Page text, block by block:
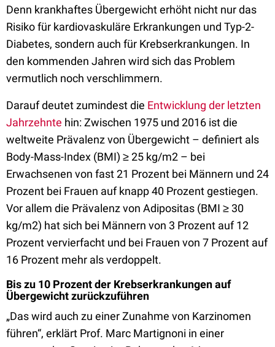
Denn krankhaftes Übergewicht erhöht nicht nur das
Risiko für kardiovaskuläre Erkrankungen und Typ-2-
Diabetes, sondern auch für Krebserkrankungen. In
den kommenden Jahren wird sich das Problem
vermutlich noch verschlimmern.
Darauf deutet zumindest die Entwicklung der letzten
Jahrzehnte hin: Zwischen 1975 und 2016 ist die
weltweite Prävalenz von Übergewicht ­– definiert als
Body-Mass-Index (BMI) ≥ 25 kg/m2 – bei
Erwachsenen von fast 21 Prozent bei Männern und 24
Prozent bei Frauen auf knapp 40 Prozent gestiegen.
Vor allem die Prävalenz von Adipositas (BMI ≥ 30
kg/m2) hat sich bei Männern von 3 Prozent auf 12
Prozent vervierfacht und bei Frauen von 7 Prozent auf
16 Prozent mehr als verdoppelt.
Bis zu 10 Prozent der Krebserkrankungen auf
Übergewicht zurückzuführen
„Das wird auch zu einer Zunahme von Karzinomen
führen“, erklärt Prof. Marc Martignoni in einer